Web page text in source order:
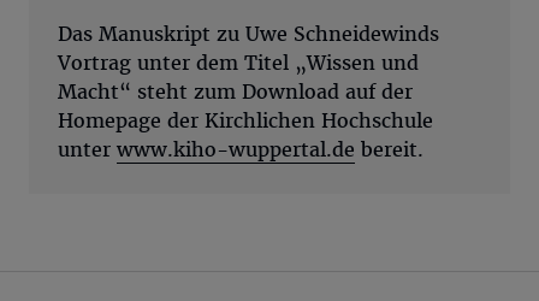
Das Manuskript zu Uwe Schneidewinds
Vortrag unter dem Titel „Wissen und
Macht“ steht zum Download auf der
Homepage der Kirchlichen Hochschule
unter www.kiho-wuppertal.de bereit.